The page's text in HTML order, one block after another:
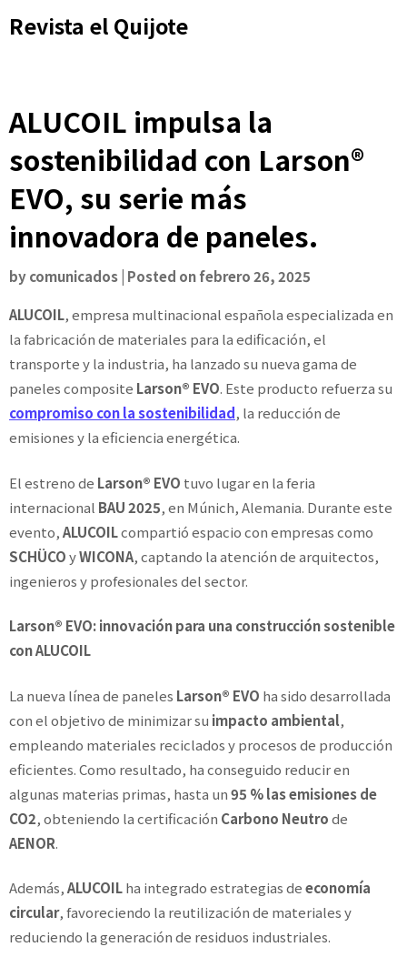
toRevista el Quijote
ALUCOIL impulsa la
sostenibilidad con Larson®
EVO, su serie más
innovadora de paneles.
bycomunicados Posted onfebrero 26, 2025
ALUCOIL, empresa multinacional española especializada en
la fabricación de materiales para la edificación, el
transporte y la industria, ha lanzado su nueva gama de
paneles composite Larson® EVO. Este producto refuerza su
compromiso con lasostenibilidad, la reducción de
emisiones y la eficiencia energética.
El estreno de Larson® EVO tuvo lugar en la feria
internacional BAU 2025, en Múnich, Alemania. Durante este
evento,ALUCOILcompartió espacio con empresas como
SCHÜCOyWICONA, captando la atención de arquitectos,
ingenieros y profesionales del sector.
Larson® EVO: innovación para una construcción sostenible
con ALUCOIL
La nueva línea de paneles Larson® EVO ha sido desarrollada
con el objetivo de minimizar su impacto ambiental,
empleando materiales reciclados y procesos de producción
eficientes. Como resultado, ha conseguido reducir en
algunas materias primas, hasta un95 % las emisiones de
CO2, obteniendo la certificación Carbono Neutrode
AENOR.
Además,ALUCOILha integrado estrategias deeconomía
circular, favoreciendo la reutilización de materiales y
reduciendo la generación de residuos industriales.